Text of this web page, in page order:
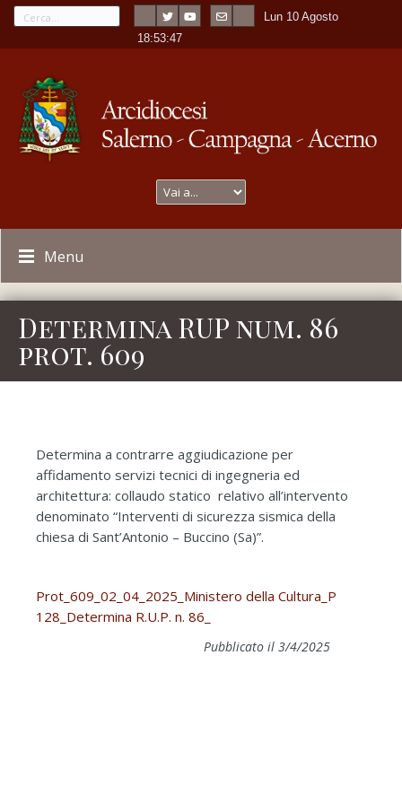
Lun 10 Agosto
18:53:47
Menu
Determina RUP num. 86
prot. 609
Determina a contrarre aggiudicazione per
affidamento servizi tecnici di ingegneria ed
architettura: collaudo statico relativo all’intervento
denominato “Interventi di sicurezza sismica della
chiesa di Sant’Antonio – Buccino (Sa)”.
Prot_609_02_04_2025_Ministero della Cultura_P
128_Determina R.U.P. n. 86_
Pubblicato il 3/4/2025